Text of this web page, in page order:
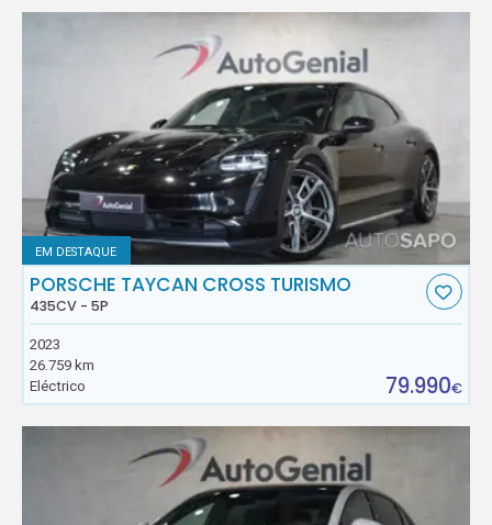
EM DESTAQUE
PORSCHE TAYCAN CROSS TURISMO
435CV - 5P
2023
26.759 km
Eléctrico
79.990€